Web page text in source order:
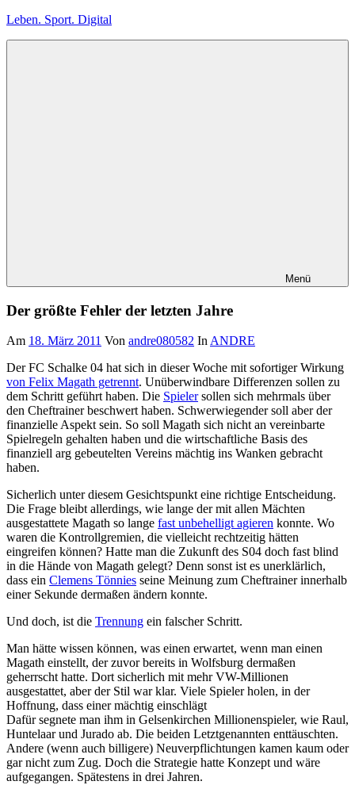
Zum
Leben. Sport. Digital
Menü
Der größte Fehler der letzten Jahre
Am 18. März 2011 Von andre080582 InANDRE
Der FC Schalke 04 hat sich in dieser Woche mit sofortiger Wirkung
von Felix Magath getrennt. Unüberwindbare Differenzen sollen zu
dem Schritt geführt haben. Die Spielersollen sich mehrmals über
den Cheftrainer beschwert haben. Schwerwiegender soll aber der
finanzielle Aspekt sein. So soll Magath sich nicht an vereinbarte
Spielregeln gehalten haben und die wirtschaftliche Basis des
finanziell arg gebeutelten Vereins mächtig ins Wanken gebracht
haben.
Sicherlich unter diesem Gesichtspunkt eine richtige Entscheidung.
Die Frage bleibt allerdings, wie lange der mit allen Mächten
ausgestattete Magath so lange fast unbehelligt agieren konnte. Wo
waren die Kontrollgremien, die vielleicht rechtzeitig hätten
eingreifen können? Hatte man die Zukunft des S04 doch fast blind
in die Hände von Magath gelegt? Denn sonst ist es unerklärlich,
dass ein Clemens Tönnies seine Meinung zum Cheftrainer innerhalb
einer Sekunde dermaßen ändern konnte.
Und doch, ist die Trennung ein falscher Schritt.
Man hätte wissen können, was einen erwartet, wenn man einen
Magath einstellt, der zuvor bereits in Wolfsburg dermaßen
geherrscht hatte. Dort sicherlich mit mehr VW-Millionen
ausgestattet, aber der Stil war klar. Viele Spieler holen, in der
Hoffnung, dass einer mächtig einschlägt
Dafür segnete man ihm in Gelsenkirchen Millionenspieler, wie Raul,
Huntelaar und Jurado ab. Die beiden Letztgenannten enttäuschten.
Andere (wenn auch billigere) Neuverpflichtungen kamen kaum oder
gar nicht zum Zug. Doch die Strategie hatte Konzept und wäre
aufgegangen. Spätestens in drei Jahren.